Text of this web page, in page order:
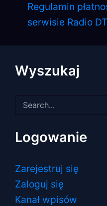
Regulamin
serwisie Radio
Wyszukaj
dla:
Logowanie
Zarejestruj się
Zaloguj się
Kanał wpisów